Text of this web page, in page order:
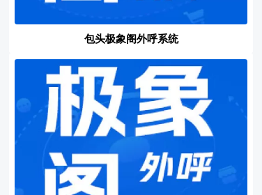
包头极象阁外呼系统